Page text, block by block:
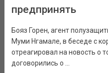
предпринять
Бояз Горен, агент
Муми Нгамале, в беседе с
отреагировал на новость о
договорились о ...